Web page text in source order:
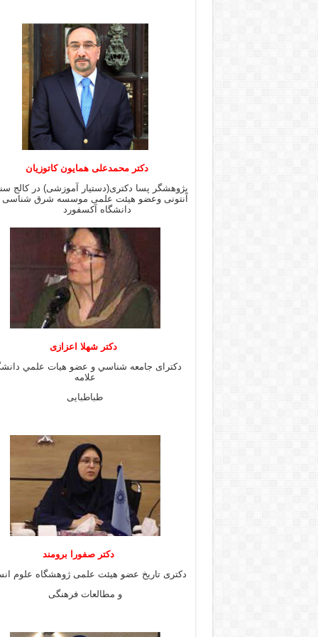
دکتر محمدعلی همایون کاتوزیان
پژوهشگر پسا دکتری(دستیار آموزشی) در کالج
آنتونی وعضو هیئت علمی موسسه شرق
دانشگاه آکسفورد
دكتر شهلا اعزازى
دكتراى جامعه شناسي و عضو هيات علمي
علامه
طباطبايى
دكتر صفورا برومند
دكترى تاريخ عضو هيئت علمى ژوهشگاه علوم
و مطالعات فرهنگى